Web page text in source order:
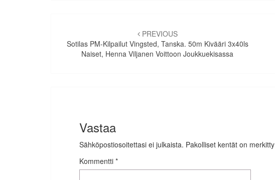
selaus
PREVIOUS
Sotilas PM-Kilpailut Vingsted, Tanska. 50m Kivääri 3x40ls
Naiset, Henna Viljanen Voittoon Joukkuekisassa
Vastaa
Sähköpostiosoitettasi ei julkaista. Pakolliset kentät on merkitty
Kommentti *